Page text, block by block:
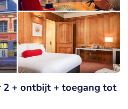
2 + ontbijt + toegang tot